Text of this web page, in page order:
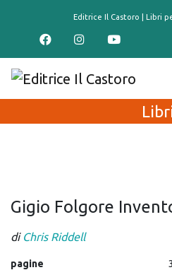
Editrice Il Castoro | Libri
Gigio Folgore
di Chris Riddell
pagine